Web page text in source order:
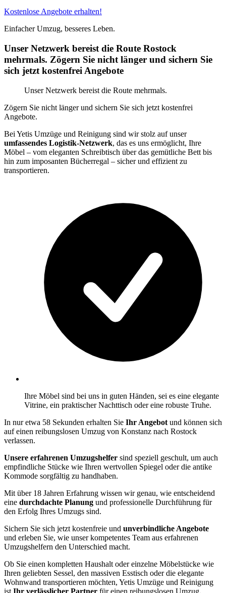
Kostenlose Angebote erhalten!
Einfacher Umzug, besseres Leben.
Unser Netzwerk bereist die Route Rostock
mehrmals. Zögern Sie nicht länger und sichern Sie
sich jetzt kostenfrei Angebote
Unser Netzwerk bereist die Route mehrmals.
Zögern Sie nicht länger und sichern Sie sich jetzt kostenfrei
Angebote.
Bei Yetis Umzüge und Reinigung sind wir stolz auf unser
umfassendes Logistik-Netzwerk, das es uns ermöglicht, Ihre
Möbel – vom eleganten Schreibtisch über das gemütliche Bett bis
hin zum imposanten Bücherregal – sicher und effizient zu
transportieren.
Ihre Möbel sind bei uns in guten Händen, sei es eine elegante
Vitrine, ein praktischer Nachttisch oder eine robuste Truhe.
In nur etwa 58 Sekunden erhalten Sie Ihr Angebot und können sich
auf einen reibungslosen Umzug von Konstanz nach Rostock
verlassen.
Unsere erfahrenen Umzugshelfer sind speziell geschult, um auch
empfindliche Stücke wie Ihren wertvollen Spiegel oder die antike
Kommode sorgfältig zu handhaben.
Mit über 18 Jahren Erfahrung wissen wir genau, wie entscheidend
eine durchdachte Planung und professionelle Durchführung für
den Erfolg Ihres Umzugs sind.
Sichern Sie sich jetzt kostenfreie und unverbindliche Angebote
und erleben Sie, wie unser kompetentes Team aus erfahrenen
Umzugshelfern den Unterschied macht.
Ob Sie einen kompletten Haushalt oder einzelne Möbelstücke wie
Ihren geliebten Sessel, den massiven Esstisch oder die elegante
Wohnwand transportieren möchten, Yetis Umzüge und Reinigung
ist Ihr verlässlicher Partner für einen reibungslosen Umzug.